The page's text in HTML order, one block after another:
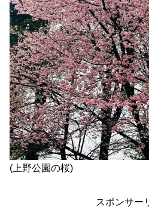
(上野公園の桜)
スポンサー